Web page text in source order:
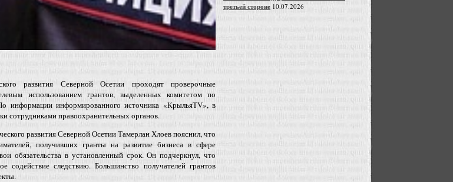
развития Северной Осетии проходят проверочные
использованием грантов, выделенных комитетом по
информации информированного источника «КрыльяTV», в
сотрудниками правоохранительных органов.
развития Северной Осетии Тамерлан Хлоев пояснил, что
получивших гранты на развитие бизнеса в сфере
обязательства в установленный срок. Он подчеркнул, что
содействие следствию. Большинство получателей грантов
третьей стороне 10.07.2026